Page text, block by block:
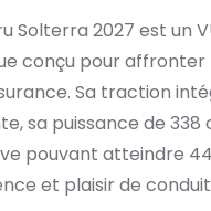
Solterra 2027 est un
conçu pour affronter
Sa traction
sa puissance de
pouvant atteindre
et plaisir de